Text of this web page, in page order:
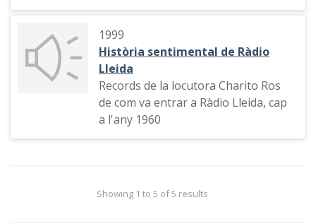
1999
Història sentimental de Ràdio
Lleida
Records de la locutora Charito Ros
de com va entrar a Ràdio Lleida, cap
a l'any 1960
Showing 1 to 5 of 5 results